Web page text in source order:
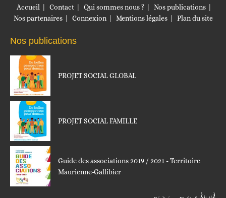
Accueil Contact Qui sommes nous ?
Nos publications
Nos partenaires
Connexion Mentions légales Plan du site
Nos publications
PROJET SOCIAL GLOBAL
PROJET SOCIAL FAMILLE
Guide des associations 2019 / 2021 - Territoire
Maurienne-Gallibier